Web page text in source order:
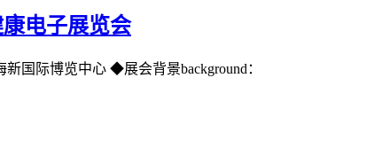
电子展览会
点：上海新国际博览中心 ◆展会背景